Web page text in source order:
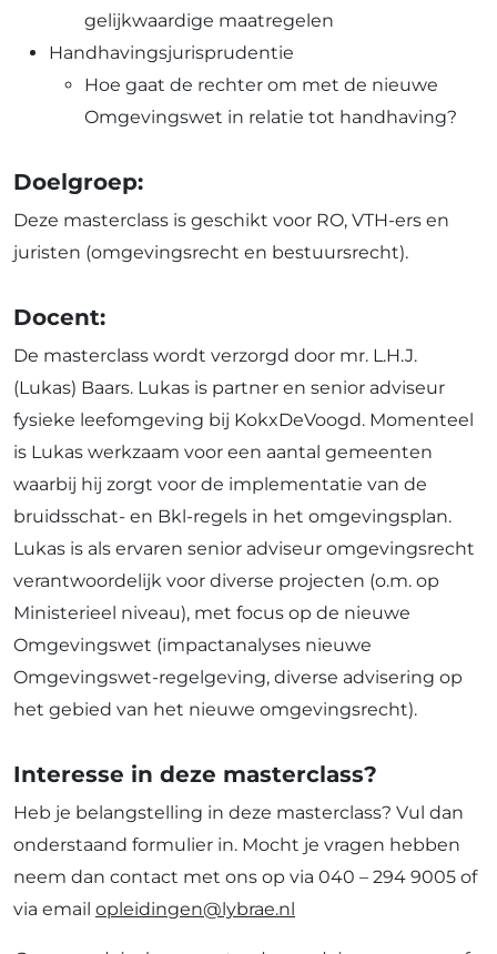
gelijkwaardige maatregelen
Handhavingsjurisprudentie
Hoe gaat de rechter om met de nieuwe
Omgevingswet in relatie tot handhaving?
Doelgroep:
Deze masterclass is geschikt voor RO, VTH-ers en
juristen (omgevingsrecht en bestuursrecht).
Docent:
De masterclass wordt verzorgd door mr. L.H.J.
(Lukas) Baars. Lukas is partner en senior adviseur
fysieke leefomgeving bij KokxDeVoogd. Momenteel
is Lukas werkzaam voor een aantal gemeenten
waarbij hij zorgt voor de implementatie van de
bruidsschat- en Bkl-regels in het omgevingsplan.
Lukas is als ervaren senior adviseur omgevingsrecht
verantwoordelijk voor diverse projecten (o.m. op
Ministerieel niveau), met focus op de nieuwe
Omgevingswet (impactanalyses nieuwe
Omgevingswet-regelgeving, diverse advisering op
het gebied van het nieuwe omgevingsrecht).
Interesse in deze masterclass?
Heb je belangstelling in deze masterclass? Vul dan
onderstaand formulier in. Mocht je vragen hebben
neem dan contact met ons op via 040 – 294 9005 of
via email opleidingen@lybrae.nl